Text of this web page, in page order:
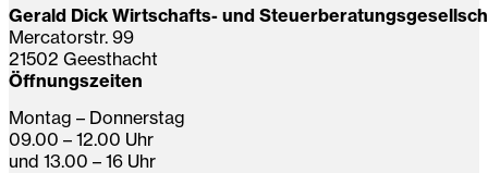
Gerald Dick Wirtschafts- und
Mercatorstr. 99
21502 Geesthacht
Öffnungszeiten
Montag – Donnerstag
09.00 – 12.00 Uhr
und 13.00 – 16 Uhr